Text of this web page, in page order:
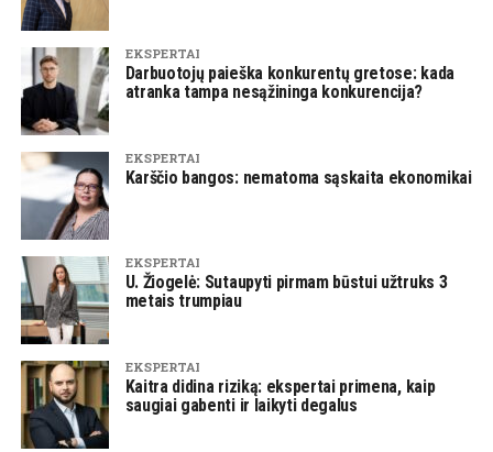
EKSPERTAI
Darbuotojų paieška konkurentų gretose: kada
atranka tampa nesąžininga konkurencija?
EKSPERTAI
Karščio bangos: nematoma sąskaita ekonomikai
EKSPERTAI
U. Žiogelė: Sutaupyti pirmam būstui užtruks 3
metais trumpiau
EKSPERTAI
Kaitra didina riziką: ekspertai primena, kaip
saugiai gabenti ir laikyti degalus